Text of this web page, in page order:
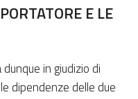
E LE
in giudizio di
dipendenze delle due